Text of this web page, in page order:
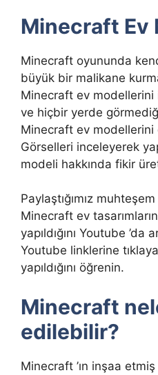
Minecraft Ev
Minecraft oyununda
büyük bir malikane
Minecraft ev modellerini
ve hiçbir yerde
Minecraft ev modellerini
Görselleri inceleyerek
modeli hakkında fikir
Paylaştığımız
Minecraft ev
yapıldığını Youtube ’da
Youtube linklerine
yapıldığını öğrenin.
Minecraft
edilebilir?
Minecraft ’ın inşaa etmiş